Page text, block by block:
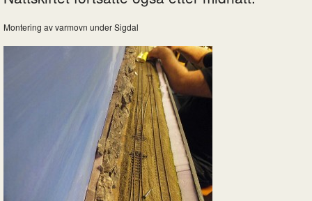
Montering av varmovn under Sigdal